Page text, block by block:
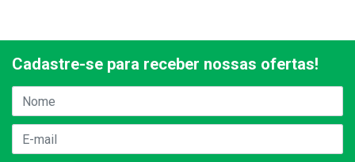
Cadastre-se para receber nossas ofertas!